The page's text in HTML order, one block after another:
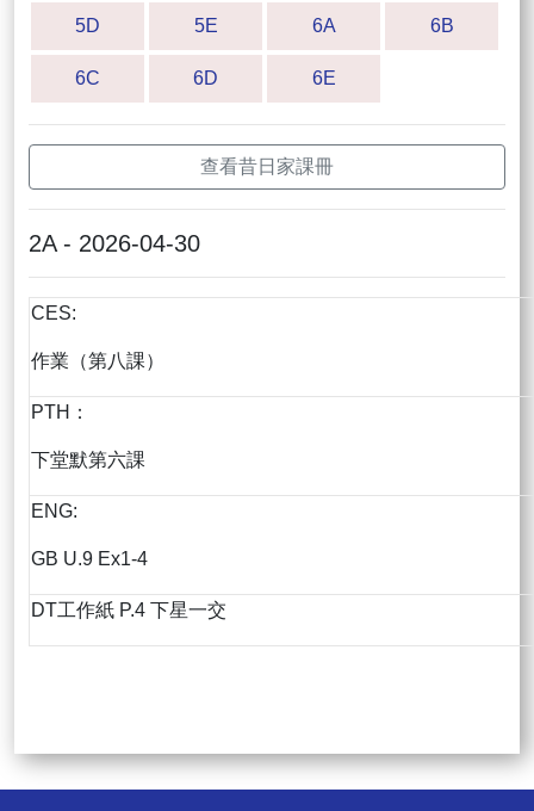
5D 5E 6A 6B
6C 6D 6E
查看昔日家課冊
2A - 2026-04-30
CES:
作業（第八課）
PTH：
下堂默第六課
ENG:
GB U.9 Ex1-4
DT工作紙 P.4 下星一交